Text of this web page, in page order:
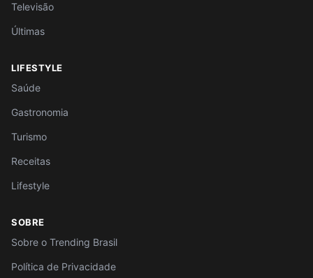
Televisão
Últimas
LIFESTYLE
Saúde
Gastronomia
Turismo
Receitas
Lifestyle
SOBRE
Sobre o Trending Brasil
Política de Privacidade